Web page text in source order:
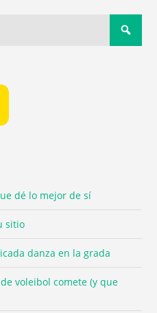
dé lo mejor de sí
sitio
danza en la grada
voleibol comete (y que